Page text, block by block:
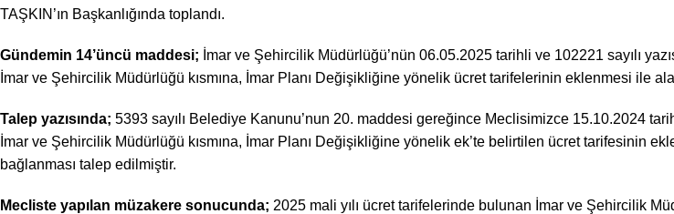
TAŞKIN’ın Başkanlığında toplandı.
Gündemin 14’üncü maddesi; İmar ve Şehircilik Müdürlüğü’nün 06.05.2025 tarihli ve 102221 sayılı
İmar ve Şehircilik Müdürlüğü kısmına, İmar Planı Değişikliğine yönelik ücret tarifelerinin eklenmesi ile
Talep yazısında; 5393 sayılı Belediye Kanunu’nun 20. maddesi gereğince Meclisimizce 15.10.2024
İmar ve Şehircilik Müdürlüğü kısmına, İmar Planı Değişikliğine yönelik ek’te belirtilen ücret tarifesinin
bağlanması talep edilmiştir.
Mecliste yapılan müzakere sonucunda; 2025 mali yılı ücret tarifelerinde bulunan İmar ve Şehircilik